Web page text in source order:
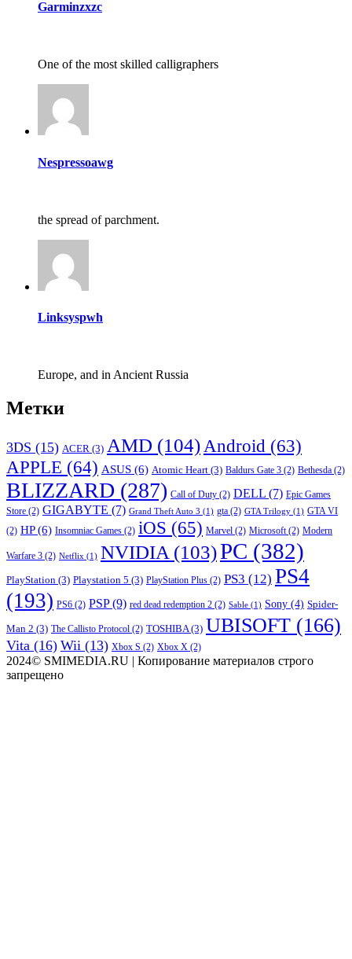
Garminzxzc
One of the most skilled calligraphers
Nespressoawg
the spread of parchment.
Linksyspwh
Europe, and in Ancient Russia
Метки
3DS (15) ACER (3) AMD (104)Android (63)
APPLE (64) ASUS (6) Atomic Heart (3) Baldurs Gate 3 (2) Bethesda (2)
BLIZZARD (287) Call of Duty (2) DELL (7) Epic Games
Store (2) GIGABYTE (7) Grand Theft Auto 3 (1) gta (2) GTA Trilogy (1) GTA VI
(2) HP(6) Insomniac Games (2) iOS (65) Marvel (2) Microsoft(2) Modern
Warfare 3 (2) Netflix (1) NVIDIA (103)PC (382)
PlayStation (3) Playstation 5 (3) PlayStation Plus (2) PS3 (12) PS4
(193) PS6 (2) PSP(9) red dead redemption 2 (2) Sable (1) Sony (4) Spider-
Man 2 (3) The Callisto Protocol (2) TOSHIBA(3) UBISOFT (166)
Vita (16) Wii (13) Xbox S (2) Xbox X (2)
2024© SMIMEDIA.RU | Копирование материалов строго
запрещено